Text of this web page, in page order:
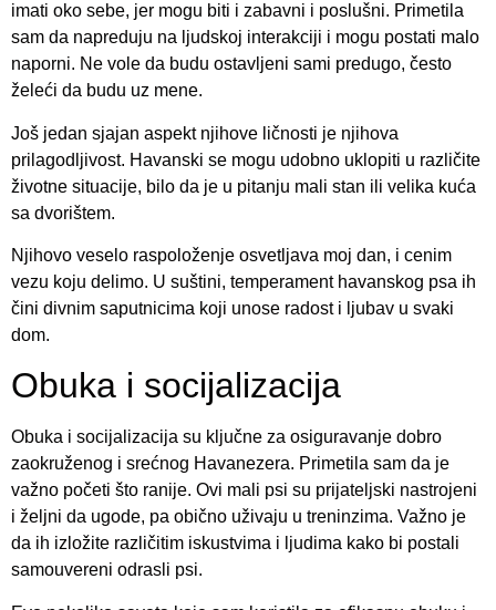
imati oko sebe, jer mogu biti i zabavni i poslušni. Primetila
sam da napreduju na ljudskoj interakciji i mogu postati malo
naporni. Ne vole da budu ostavljeni sami predugo, često
želeći da budu uz mene.
Još jedan sjajan aspekt njihove ličnosti je njihova
prilagodljivost. Havanski se mogu udobno uklopiti u različite
životne situacije, bilo da je u pitanju mali stan ili velika kuća
sa dvorištem.
Njihovo veselo raspoloženje osvetljava moj dan, i cenim
vezu koju delimo. U suštini, temperament havanskog psa ih
čini divnim saputnicima koji unose radost i ljubav u svaki
dom.
Obuka i socijalizacija
Obuka i socijalizacija su ključne za osiguravanje dobro
zaokruženog i srećnog Havanezera. Primetila sam da je
važno početi što ranije. Ovi mali psi su prijateljski nastrojeni
i željni da ugode, pa obično uživaju u treninzima. Važno je
da ih izložite različitim iskustvima i ljudima kako bi postali
samouvereni odrasli psi.